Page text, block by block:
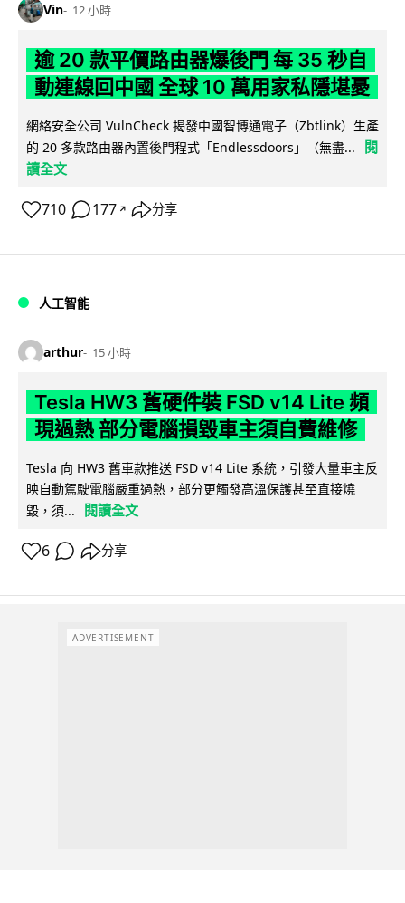
Vin 12 小時
逾 20 款平價路由器爆後門 每 35 秒自
動連線回中國 全球 10 萬用家私隱堪憂
網絡安全公司 VulnCheck 揭發中國智博通電子（Zbtlink）生產
的 20 多款路由器內置後門程式「Endlessdoors」（無盡...
閱
讀全文
710 177 ↗ 分享
人工智能
arthur 15 小時
Tesla HW3 舊硬件裝 FSD v14 Lite 頻
現過熱 部分電腦損毀車主須自費維修
Tesla 向 HW3 舊車款推送 FSD v14 Lite 系統，引發大量車主反
映自動駕駛電腦嚴重過熱，部分更觸發高溫保護甚至直接燒
毀，須...
閱讀全文
6 分享
ADVERTISEMENT